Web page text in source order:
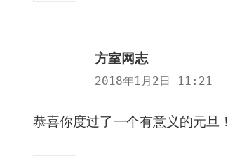
方室网志
道：
2018年1月2日 11:21
恭喜你度过了一个有意义的元旦！